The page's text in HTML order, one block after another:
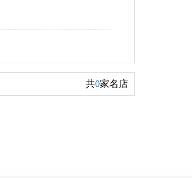
共0家名店